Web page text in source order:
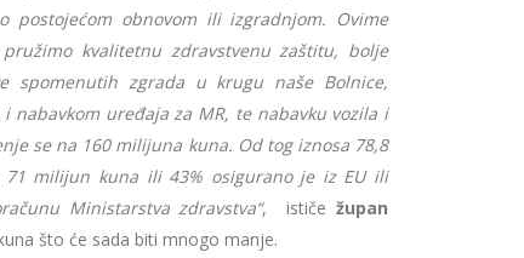
obnovom ili izgradnjom. Ovime
kvalitetnu zdravstvenu zaštitu, bolje
spomenutih zgrada u krugu naše Bolnice,
nabavkom uređaja za MR, te nabavku vozila i
se na 160 milijuna kuna. Od tog iznosa 78,8
milijun kuna ili 43% osigurano je iz EU ili
Ministarstva zdravstva“, ističe župan
što će sada biti mnogo manje.